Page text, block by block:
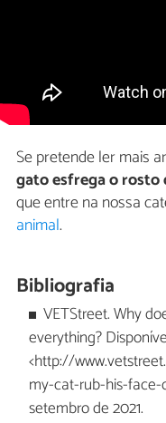
Se pretende ler mais
gato esfrega o rosto
que entre na nossa
animal.
Bibliografia
VETStreet. Why
everything?
<http://
my-cat-rub-his-face-
setembro de 2021.